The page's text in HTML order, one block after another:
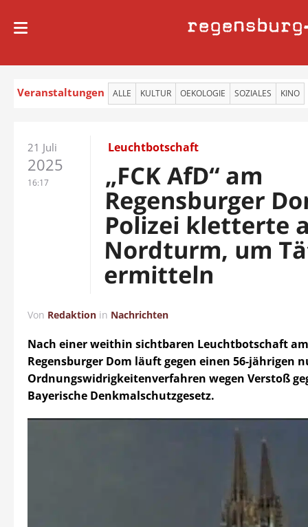
regensburg
Veranstaltungen ALLE KULTUR OEKOLOGIE SOZIALES KINO
21 Juli
2025
16:17
Leuchtbotschaft
„FCK AfD“ am
Regensburger
Polizei kletterte
Nordturm, um
ermitteln
Von Redaktion in Nachrichten
Nach einer weithin sichtbaren Leuchtbotschaft am
Regensburger Dom läuft gegen einen 56-jährigen
Ordnungswidrigkeitenverfahren wegen Verstoß
Bayerische Denkmalschutzgesetz.